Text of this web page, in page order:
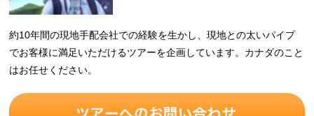
約10年間の現地手配会社での経験を生かし、現地との太いパイプ
でお客様に満足いただけるツアーを企画しています。カナダのこと
はお任せください。